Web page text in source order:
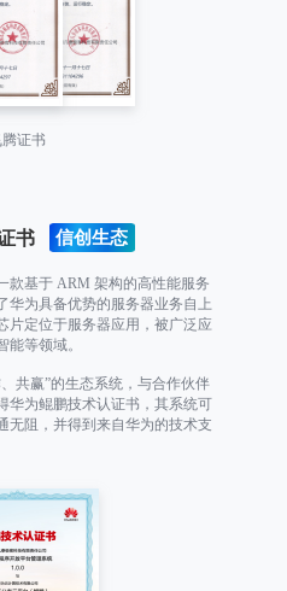
证书
书
款基于 ARM 架构的高性能服务
华为具备优势的服务器业务自上
片定位于服务器应用，被广泛应
等领域。
共赢”的生态系统，与合作伙伴
华为鲲鹏技术认证书，其系统可
无阻，并得到来自华为的技术支